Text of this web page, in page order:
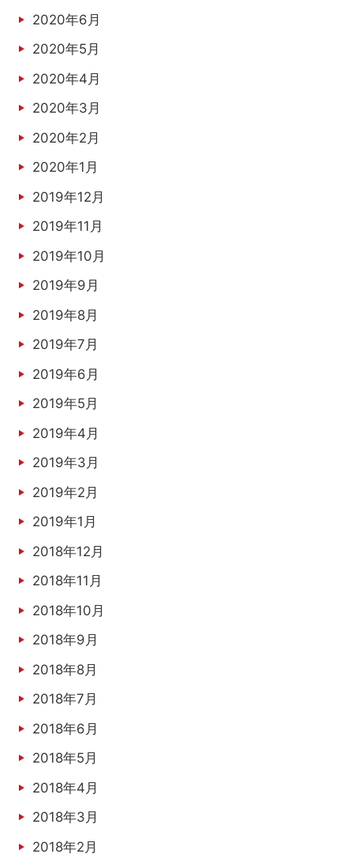
2020年6月
2020年5月
2020年4月
2020年3月
2020年2月
2020年1月
2019年12月
2019年11月
2019年10月
2019年9月
2019年8月
2019年7月
2019年6月
2019年5月
2019年4月
2019年3月
2019年2月
2019年1月
2018年12月
2018年11月
2018年10月
2018年9月
2018年8月
2018年7月
2018年6月
2018年5月
2018年4月
2018年3月
2018年2月